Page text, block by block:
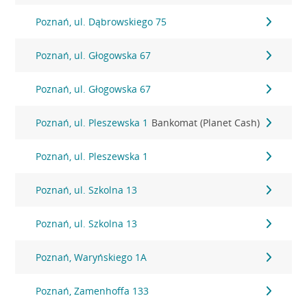
Poznań, ul. Dąbrowskiego 75
Poznań, ul. Głogowska 67
Poznań, ul. Głogowska 67
Poznań, ul. Pleszewska 1 Bankomat (Planet Cash)
Poznań, ul. Pleszewska 1
Poznań, ul. Szkolna 13
Poznań, ul. Szkolna 13
Poznań, Waryńskiego 1A
Poznań, Zamenhoffa 133